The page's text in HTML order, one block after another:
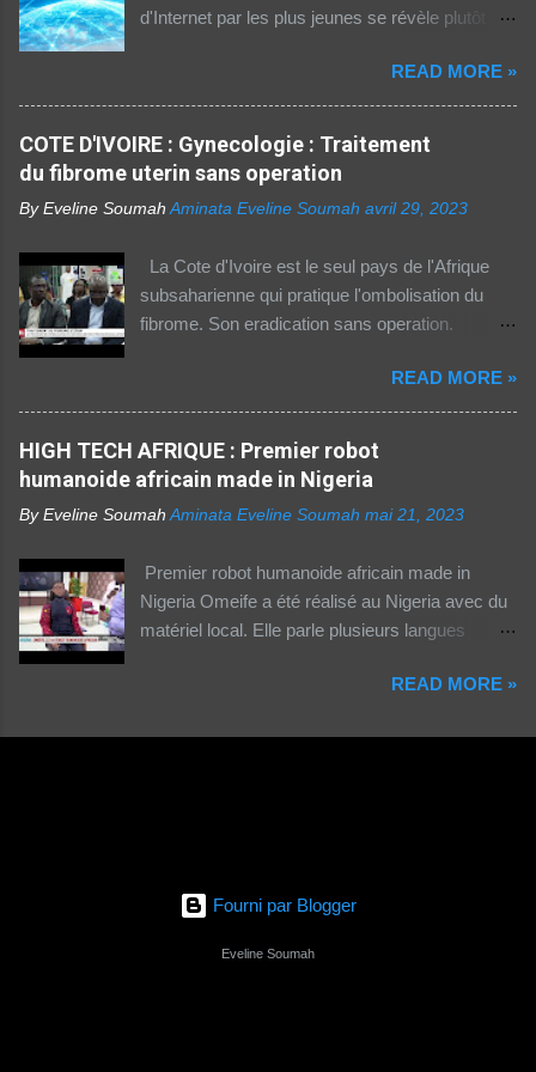
d'Internet par les plus jeunes se révèle plutôt
http://boutic.evemoney.1tpe.fr Un tiers (33%) de
la population dans la région Afrique (hors Etats
arabes du continent) utilise Internet, selon le
rapport 2021 de l'Union internationale des
télécommunications (UIT) sur la connectivité
numérique dans le monde. Si entre 2019 et
dans cette partie du monde, cette dernière est
celle où l'accès au web reste difficile –
notamment pour les femmes et les personnes
coûteux. Cinq faits pour appréhender le fossé
numérique en Afrique. La moitié des citadins
africains sont en ligne contre seulement 15% de
la population rurale. A l'échelle de la planète, les
habitants des zones urbaines sont deux fois...
READ MORE »
COTE D'IVOIRE : Gynecologie : Traitement
du fibrome uterin sans operation
By Eveline Soumah Aminata Eveline Soumah avril 29, 2023
La Cote d'Ivoire est le seul pays de l'Afrique
subsaharienne qui pratique l'ombolisation du
fibrome. Son eradication sans operation.
d'Ivoire. Elle a gueri pres de 300 femmes.
Suivez ceci. - 1TPE.com - Votre boutique de
produits digitaux Source life tv.
READ MORE »
HIGH TECH AFRIQUE : Premier robot
humanoide africain made in Nigeria
By Eveline Soumah Aminata Eveline Soumah mai 21, 2023
Premier robot humanoide africain made in
Nigeria Omeife a été réalisé au Nigeria avec du
matériel local. Elle parle plusieurs langues
READ MORE »
Fourni par Blogger
Eveline Soumah